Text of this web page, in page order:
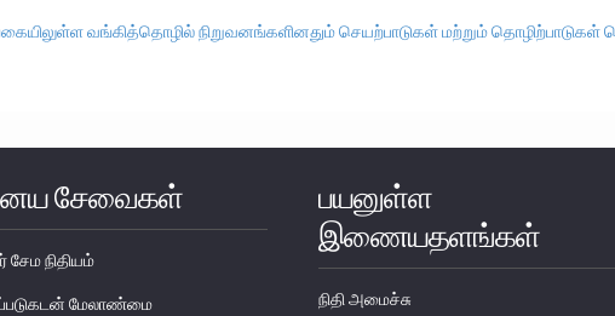
வங்கித்தொழில் நிறுவனங்களினதும் செயற்பாடுகள் மற்றும்
சேவைகள்
சேம நிதியம்
மேலாண்மை
பயனுள்ள
இணையதளங்கள்
நிதி அமைச்சு